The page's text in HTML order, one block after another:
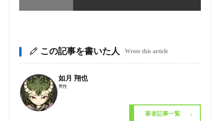
この記事を書いた人 Wrote this article
如月 翔也
男性
著者記事一覧